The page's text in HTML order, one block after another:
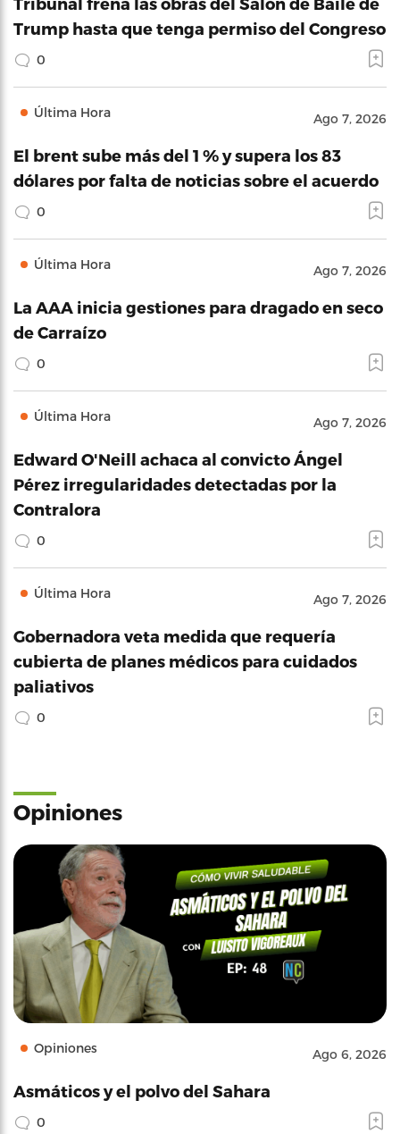
Trump hasta que tenga permiso del Congreso
0
Última Hora Ago 7, 2026
El brent sube más del 1 % y supera los 83
dólares por falta de noticias sobre el acuerdo
0
Última Hora Ago 7, 2026
La AAA inicia gestiones para dragado en seco
de Carraízo
0
Última Hora Ago 7, 2026
Edward O'Neill achaca al convicto Ángel
Pérez irregularidades detectadas por la
Contralora
0
Última Hora Ago 7, 2026
Gobernadora veta medida que requería
cubierta de planes médicos para cuidados
paliativos
0
Opiniones
Opiniones Ago 6, 2026
Asmáticos y el polvo del Sahara
0